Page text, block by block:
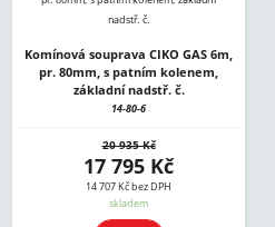
Komínová souprava CIKO GAS 6m,
pr. 80mm, s patním kolenem,
základní nadstř. č.
14-80-6
20 935 Kč
17 795 Kč
14 707 Kč bez DPH
skladem